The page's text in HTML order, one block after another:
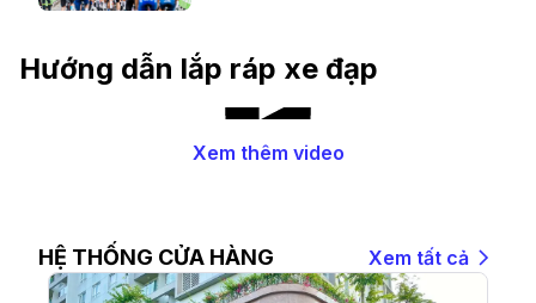
Hướng dẫn lắp ráp xe đạp
Xem thêm video
HỆ THỐNG CỬA HÀNG Xem tất cả